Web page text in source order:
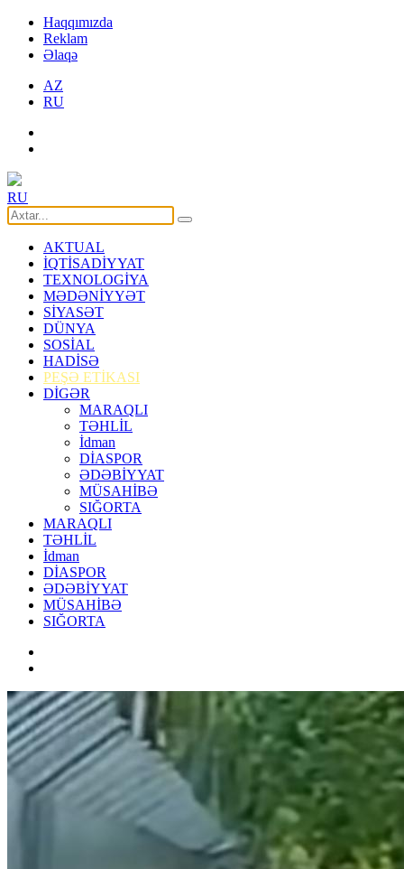
Haqqımızda
Reklam
Əlaqə
AZ
RU
RU
AKTUAL
İQTİSADİYYAT
TEXNOLOGİYA
MƏDƏNİYYƏT
SİYASƏT
DÜNYA
SOSİAL
HADİSƏ
PEŞƏ ETİKASI
DİGƏR
MARAQLI
TƏHLİL
İdman
DİASPOR
ƏDƏBİYYAT
MÜSAHİBƏ
SIĞORTA
MARAQLI
TƏHLİL
İdman
DİASPOR
ƏDƏBİYYAT
MÜSAHİBƏ
SIĞORTA